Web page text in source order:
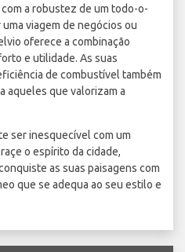
a robustez de um todo-o-
viagem de negócios ou
oferece a combinação
e utilidade. As suas
de combustível também
aqueles que valorizam a
ser inesquecível com um
o espírito da cidade,
as suas paisagens com
que se adequa ao seu estilo e